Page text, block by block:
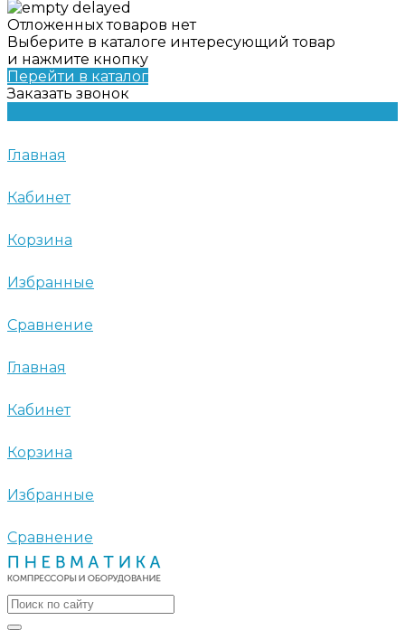
Отложенных товаров нет
Выберите в каталоге интересующий товар
и нажмите кнопку
Перейти в каталог
Заказать звонок
Главная
Кабинет
Корзина
Избранные
Сравнение
Главная
Кабинет
Корзина
Избранные
Сравнение